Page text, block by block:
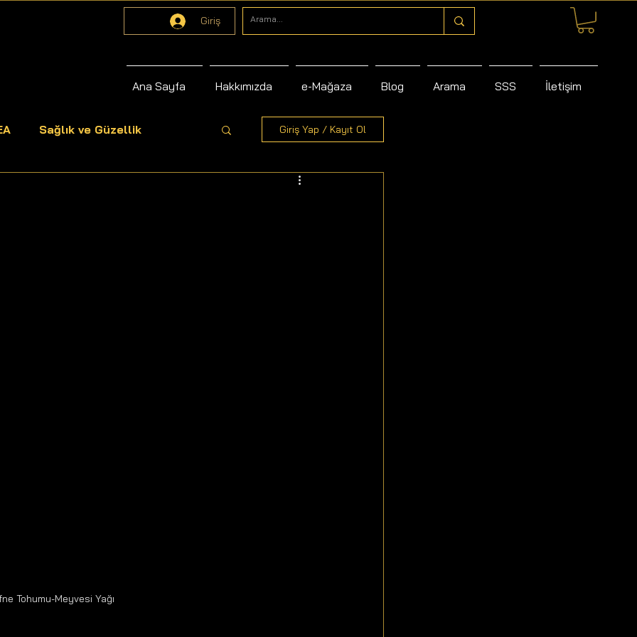
Giriş
Ana Sayfa Hakkımızda e-Mağaza Blog Arama SSS İletişim
Sağlık ve Güzellik Giriş Yap / Kayıt Ol
Tohumu-Meyvesi Yağı